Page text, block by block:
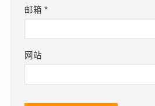
邮箱*
网站